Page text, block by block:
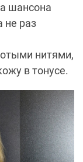
шансона
не раз
нитями,
в тонусе.